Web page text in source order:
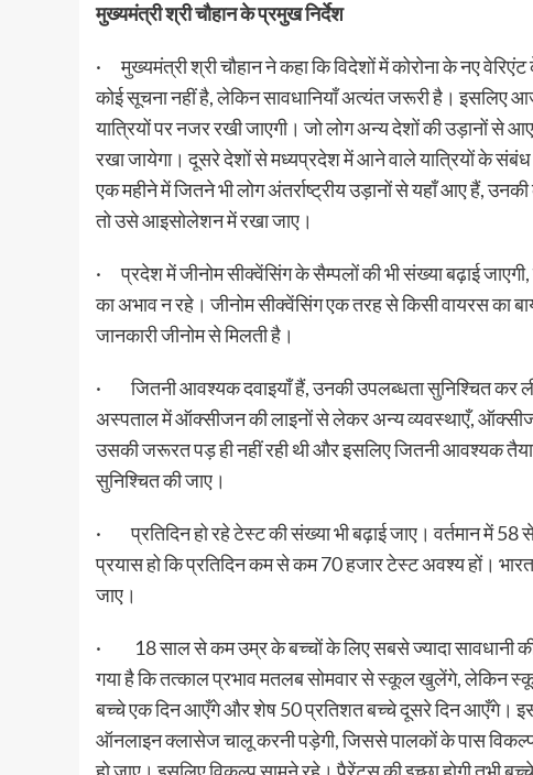
मुख्यमंत्री श्री चौहान के प्रमुख निर्देश
· मुख्यमंत्री श्री चौहान ने कहा कि विदेशों में कोरोना के नए
कोई सूचना नहीं है, लेकिन सावधानियाँ अत्यंत जरूरी है।
यात्रियों पर नजर रखी जाएगी। जो लोग अन्य देशों की उड़ानों
रखा जायेगा। दूसरे देशों से मध्यप्रदेश में आने वाले यात्रियों के संबंध
एक महीने में जितने भी लोग अंतर्राष्ट्रीय उड़ानों से यहाँ आए हैं,
तो उसे आइसोलेशन में रखा जाए।
· प्रदेश में जीनोम सीक्वेंसिंग के सैम्पलों की भी संख्या बढ़ाई
का अभाव न रहे। जीनोम सीक्वेंसिंग एक तरह से किसी वायरस का
जानकारी जीनोम से मिलती है।
· जितनी आवश्यक दवाइयाँ हैं, उनकी उपलब्धता सुनिश्चित कर ली
अस्पताल में ऑक्सीजन की लाइनों से लेकर अन्य व्यवस्थाएँ,
उसकी जरूरत पड़ ही नहीं रही थी और इसलिए जितनी आवश्यक
सुनिश्चित की जाए।
· प्रतिदिन हो रहे टेस्ट की संख्या भी बढ़ाई जाए। वर्तमान में
प्रयास हो कि प्रतिदिन कम से कम 70 हजार टेस्ट अवश्य हों।
जाए।
· 18 साल से कम उम्र के बच्चों के लिए सबसे ज्यादा सावधानी
गया है कि तत्काल प्रभाव मतलब सोमवार से स्कूल खुलेंगे, लेकिन
बच्चे एक दिन आएँगे और शेष 50 प्रतिशत बच्चे दूसरे दिन आएँगे। इस
ऑनलाइन क्लासेज चालू करनी पड़ेगी, जिससे पालकों के पास